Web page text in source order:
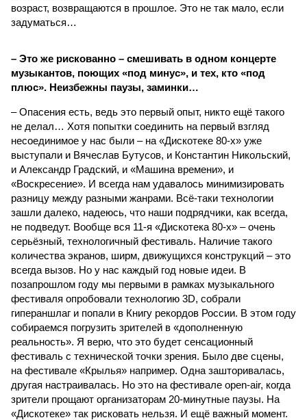
возраст, возвращаются в прошлое. Это не так мало, если
задуматься…
– Это же рискованно – смешивать в одном концерте
музыкантов, поющих «под минус», и тех, кто «под
плюс». Неизбежны паузы, заминки…
– Опасения есть, ведь это первый опыт, никто ещё такого
не делал… Хотя попытки соединить на первый взгляд
несоединимое у нас были – на «Дискотеке 80-х» уже
выступали и Вячеслав Бутусов, и Константин Никольский,
и Александр Градский, и «Машина времени», и
«Воскресение». И всегда нам удавалось минимизировать
разницу между разными жанрами. Всё-таки технологии
зашли далеко, надеюсь, что наши подрядчики, как всегда,
не подведут. Вообще вся 11-я «Дискотека 80-х» – очень
серьёзный, технологичный фестиваль. Наличие такого
количества экранов, ширм, движущихся конструкций – это
всегда вызов. Но у нас каждый год новые идеи. В
позапрошлом году мы первыми в рамках музыкального
фестиваля опробовали технологию 3D, собрали
гипераншлаг и попали в Книгу рекордов России. В этом году
собираемся погрузить зрителей в «дополненную
реальность». Я верю, что это будет сенсационный
фестиваль с технической точки зрения. Было две сцены,
на фестивале «Крылья» например. Одна зашторивалась,
другая настраивалась. Но это на фестивале open-air, когда
зрители прощают организаторам 20-минутные паузы. На
«Дискотеке» так рисковать нельзя. И ещё важный момент.